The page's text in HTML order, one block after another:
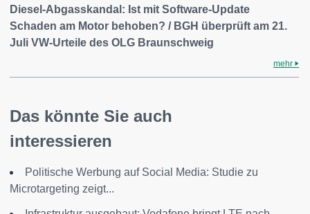
Diesel-Abgasskandal: Ist mit Software-Update
Schaden am Motor behoben? / BGH überprüft am 21.
Juli VW-Urteile des OLG Braunschweig
mehr
Das könnte Sie auch
interessieren
Politische Werbung auf Social Media: Studie zu
Microtargeting zeigt...